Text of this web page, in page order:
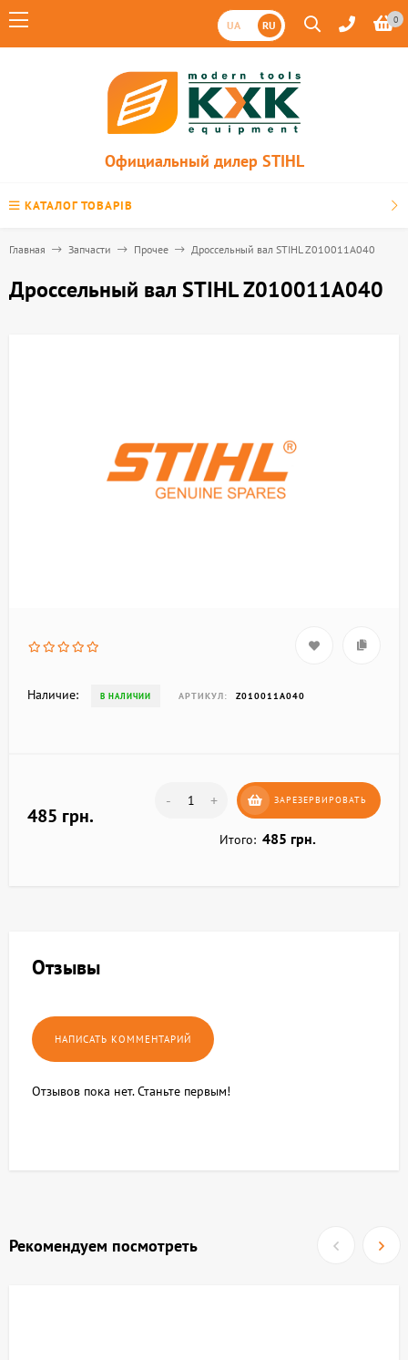
UA RU 0
Официальный дилер STIHL
КАТАЛОГ ТОВАРІВ
Главная Запчасти Прочее Дроссельный вал STIHL Z010011A040
Дроссельный вал STIHL Z010011A040
Наличие: В НАЛИЧИИ АРТИКУЛ: Z010011A040
485 грн.
- + ЗАРЕЗЕРВИРОВАТЬ
Итого: 485 грн.
Отзывы
Отзывов пока нет. Станьте первым!
Рекомендуем посмотреть